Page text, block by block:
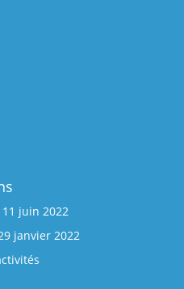
juin 2022
janvier 2022